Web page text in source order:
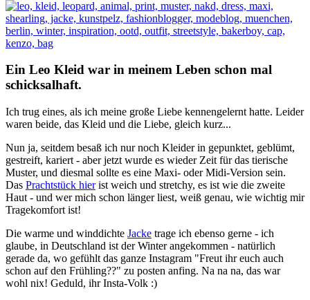
Ein Leo Kleid war in meinem Leben schon mal
schicksalhaft.
Ich trug eines, als ich meine große Liebe kennengelernt hatte. Leider
waren beide, das Kleid und die Liebe, gleich kurz...
Nun ja, seitdem besaß ich nur noch Kleider in gepunktet, geblümt,
gestreift, kariert - aber jetzt wurde es wieder Zeit für das tierische
Muster, und diesmal sollte es eine Maxi- oder Midi-Version sein.
Das Prachtstück hierist weich und stretchy, es ist wie die zweite
Haut - und wer mich schon länger liest, weiß genau, wie wichtig mir
Tragekomfort ist!
Die warme und winddichte Jacke trage ich ebenso gerne - ich
glaube, in Deutschland ist der Winter angekommen - natürlich
gerade da, wo gefühlt das ganze Instagram "Freut ihr euch auch
schon auf den Frühling??" zu posten anfing. Na na na, das war
wohl nix! Geduld, ihr Insta-Volk :)